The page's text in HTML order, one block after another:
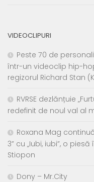
VIDEOCLIPURI
Peste 70 de
într-un videoclip hip-
regizorul Richard Stan
RVRSE dezlănțuie
redefinit de noul val al
Roxana Mag
3” cu „Iubi, iubi”, o
Stiopon
Dony – Mr.City